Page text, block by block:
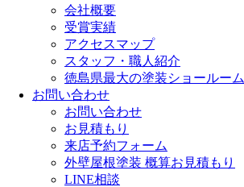
会社概要
受賞実績
アクセスマップ
スタッフ・職人紹介
徳島県最大の塗装ショールーム
お問い合わせ
お問い合わせ
お見積もり
来店予約フォーム
外壁屋根塗装 概算お見積もり
LINE相談